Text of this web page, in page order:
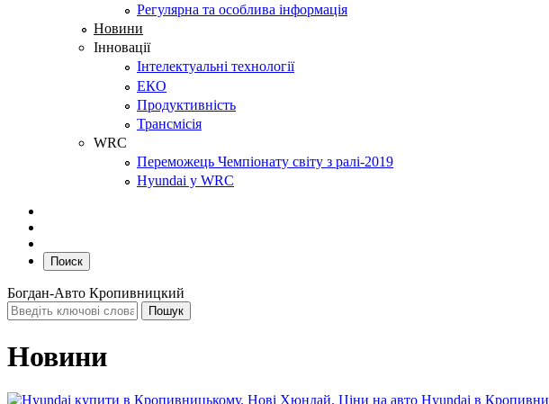
Регулярна та особлива інформація
Новини
Інновації
Інтелектуальні технології
ЕКО
Продуктивність
Трансмісія
WRC
Переможець Чемпіонату світу з ралі-2019
Hyundai у WRC
Поиск
Богдан-Авто Кропивницкий
Новини